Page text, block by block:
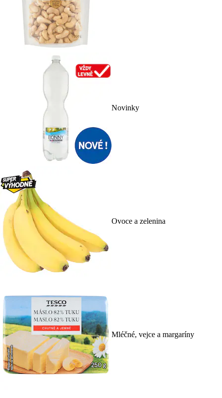
Novinky
Ovoce a zelenina
Mléčné, vejce a margaríny